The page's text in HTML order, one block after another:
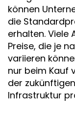
können
die
erhalten. Viele
Preise, die je
variieren
nur beim Kauf
der
Infrastruktur